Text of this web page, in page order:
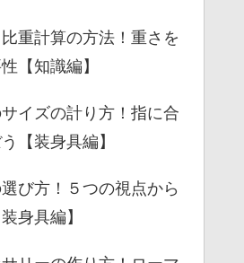
比重計算の方法！重さを
【知識編】
サイズの計り方！指に合
【装身具編】
選び方！５つの視点から
身具編】